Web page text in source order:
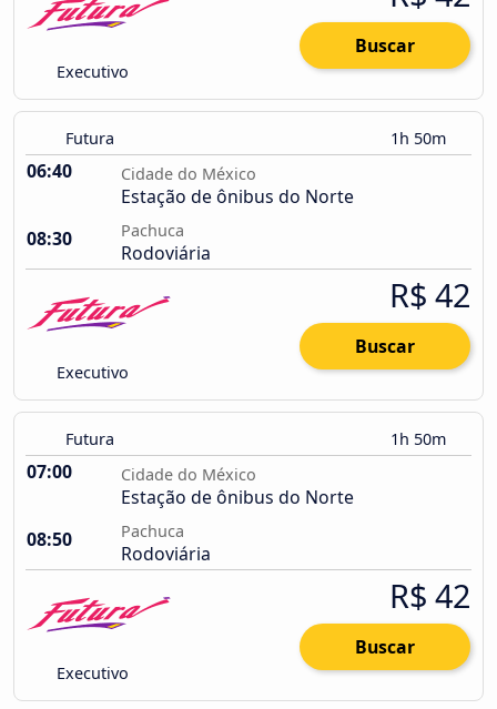
Executivo
Buscar
Futura 1h 50m
06:40 Cidade do México
Estação de ônibus do Norte
08:30
Pachuca
Rodoviária
Executivo
R$ 42
Buscar
Futura 1h 50m
07:00 Cidade do México
Estação de ônibus do Norte
08:50
Pachuca
Rodoviária
Executivo
R$ 42
Buscar